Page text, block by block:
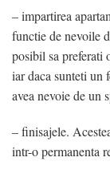
– impartirea
functie de nevoile
posibil sa preferati
iar daca sunteti un
avea nevoie de un
– finisajele.
intr-o permanenta